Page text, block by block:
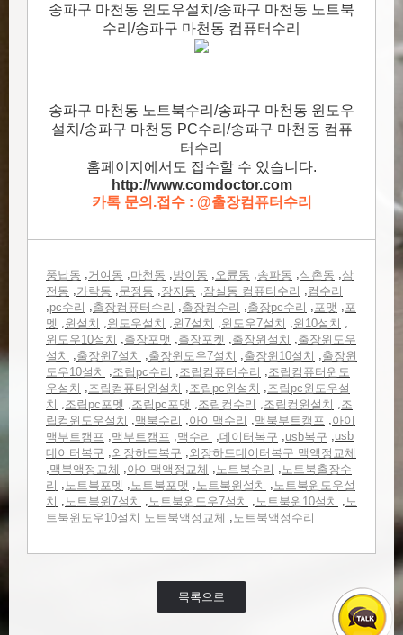
송파구 마천동 윈도우설치/송파구 마천동 노트북
수리/송파구 마천동 컴퓨터수리
송파구 마천동 노트북수리/송파구 마천동 윈도우
설치/송파구 마천동 PC수리/송파구 마천동 컴퓨
터수리
홈페이지에서도 접수할 수 있습니다.
http://www.comdoctor.com
카톡 문의.접수 : @출장컴퓨터수리
풍납동 ,거여동 ,마천동 ,방이동 ,오륜동 ,송파동 ,석촌동 ,삼
전동 ,가락동 ,문정동 ,장지동 ,잠실동 컴퓨터수리 ,컴수리
,pc수리 ,출장컴퓨터수리 ,출장컴수리 ,출장pc수리 ,포맷 ,포
멧 ,윈설치 ,윈도우설치 ,윈7설치 ,윈도우7설치 ,윈10설치 ,
윈도우10설치 ,출장포맷 ,출장포켓 ,출장윈설치 ,출장윈도우
설치 ,출장윈7설치 ,출장윈도우7설치 ,출장윈10설치 ,출장윈
도우10설치 ,조립pc수리 ,조립컴퓨터수리 ,조립컴퓨터윈도
우설치 ,조립컴퓨터윈설치 ,조립pc윈설치 ,조립pc윈도우설
치 ,조립pc포멧 ,조립pc포맷 ,조립컴수리 ,조립컴윈설치 ,조
립컴윈도우설치 ,맥북수리 ,아이맥수리 ,맥북부트캠프 ,아이
맥부트캠프 ,맥부트캠프 ,맥수리 ,데이터복구 ,usb복구 ,usb
데이터복구 ,외장하드복구 ,외장하드데이터복구 맥액정교체
,맥북액정교체 ,아이맥액정교체 ,노트북수리 ,노트북출장수
리 ,노트북포멧 ,노트북포맷 ,노트북윈설치 ,노트북윈도우설
치 ,노트북윈7설치 ,노트북윈도우7설치 ,노트북윈10설치 ,노
트북윈도우10설치 노트북액정교체 ,노트북액정수리
목록으로